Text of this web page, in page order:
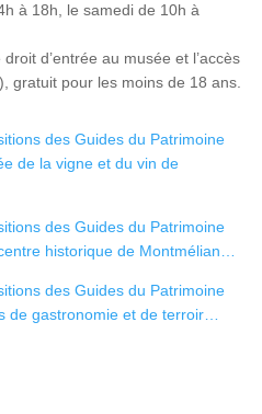
à 18h, le samedi de 10h à
d’entrée au musée et l’accès
gratuit pour les moins de 18 ans.
des Guides du Patrimoine
de la vigne et du vin de
des Guides du Patrimoine
historique de Montmélian…
des Guides du Patrimoine
de gastronomie et de terroir…